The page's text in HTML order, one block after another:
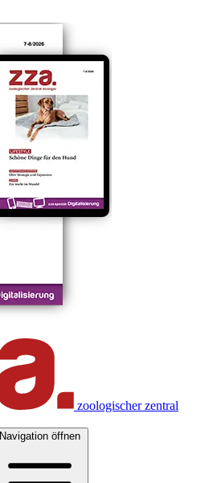
zoologischer zentral
Navigation öffnen